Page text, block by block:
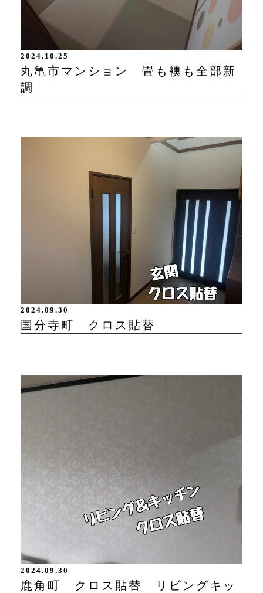
2024.10.25
丸亀市マンション 畳も襖も全部新
調
2024.09.30
国分寺町 クロス貼替
2024.09.30
鹿角町 クロス貼替 リビングキッ